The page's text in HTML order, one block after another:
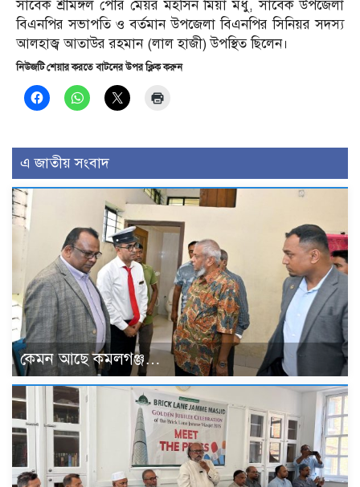
সাবেক শ্রীমঙ্গল পৌর মেয়র মহসিন মিয়া মধু, সাবেক উপজেলা
বিএনপির সভাপতি ও বর্তমান উপজেলা বিএনপির সিনিয়র সদস্য
আলহাজ্ব আতাউর রহমান (লাল হাজী) উপস্থিত ছিলেন।
নিউজটি শেয়ার করতে বাটনের উপর ক্লিক করুন
এ জাতীয় সংবাদ
কেমন আছে কমলগঞ্জ…